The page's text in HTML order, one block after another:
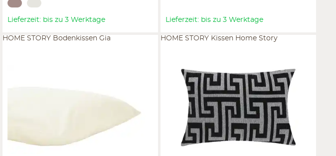
Lieferzeit: bis zu 3 Werktage Lieferzeit: bis zu 3 Werktage
HOME STORY Bodenkissen Gia HOME STORY Kissen Home Story